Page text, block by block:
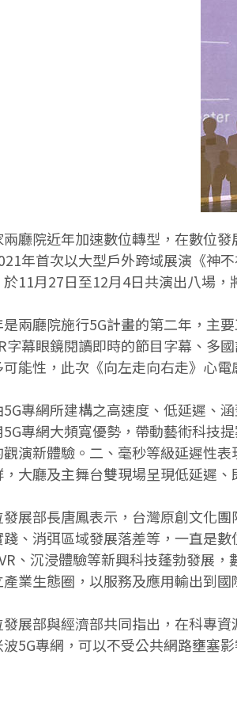
兩廳院近年加速數位轉型，在數位
年首次以大型戶外跨域展演《神
於11月27日至12月4日共演出八場，
是兩廳院施行5G計畫的第二年，主
字幕眼鏡閱讀即時的節目字幕、多
可能性，此次《向左走向右走》心
5G專網所建構之高速度、低延遲、
5G專網大頻寬優勢，帶動藝術科技
觀演新體驗。二、毫秒等級延遲性
大廳及主舞台雙現場呈現低延遲
展部長唐鳳表示，台灣原創文化
踐、消弭區域發展落差等，一直是
、沉浸體驗等新興科技蓬勃發展
產業生態圈，以服務及應用輸出到國
展部與經濟部共同指出，在科專
波5G專網，可以不受公共網路壅塞